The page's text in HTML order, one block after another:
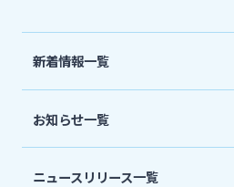
株主・投資家の皆さま
新着情報一覧
お知らせ一覧
ニュースリリース一覧